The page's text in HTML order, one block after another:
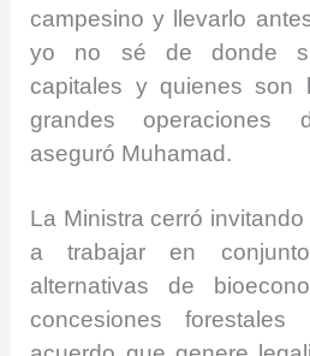
campesino y llevarlo
yo no sé de donde
capitales y quienes son
grandes operaciones
aseguró Muhamad.
La Ministra cerró
a trabajar en
alternativas de
concesiones